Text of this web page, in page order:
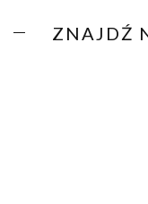
ZNAJDŹ